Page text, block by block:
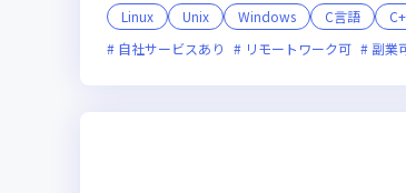
Linux
Unix Windows C言語
自社サービスあり
リモートワーク可 副業